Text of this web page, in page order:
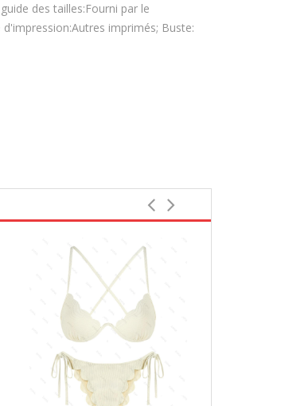
des tailles:Fourni par le
imprimés; Buste: